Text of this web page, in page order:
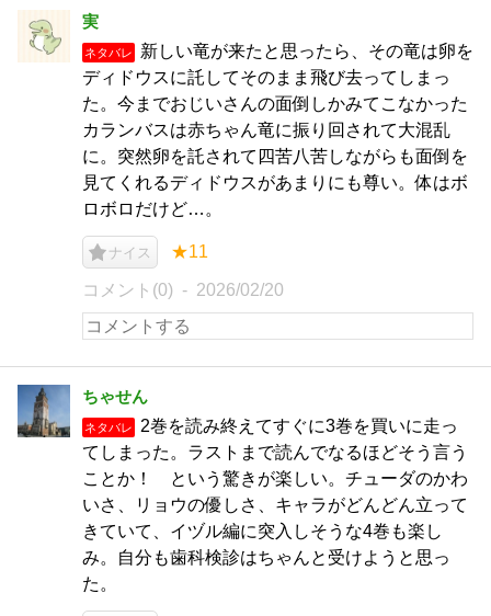
実
ネタバレ
新しい竜が来たと思ったら、その竜は卵を
ディドウスに託してそのまま飛び去ってしまっ
た。今までおじいさんの面倒しかみてこなかった
カランバスは赤ちゃん竜に振り回されて大混乱
に。突然卵を託されて四苦八苦しながらも面倒を
見てくれるディドウスがあまりにも尊い。体はボ
ロボロだけど…。
ナイス ★11
コメント(0) 2026/02/20
ちゃせん
ネタバレ
2巻を読み終えてすぐに3巻を買いに走っ
てしまった。ラストまで読んでなるほどそう言う
ことか！ という驚きが楽しい。チューダのかわ
いさ、リョウの優しさ、キャラがどんどん立って
きていて、イヅル編に突入しそうな4巻も楽し
み。自分も歯科検診はちゃんと受けようと思っ
た。